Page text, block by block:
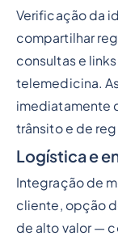
Verificação da
compartilhar
consultas e
telemedicina.
imediatamente
trânsito e de
Logística e
Integração de
cliente, opção
de alto valor —